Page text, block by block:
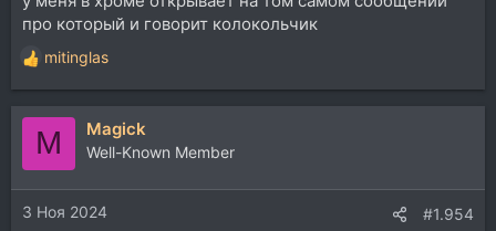
про который и говорит колокольчик
Р
е
а
и
и
:
mitinglas
M Magick
Well-Known Member
3 Ноя 2024 #1.954